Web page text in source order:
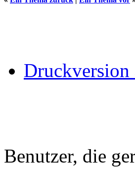
Druckversion
Benutzer, die